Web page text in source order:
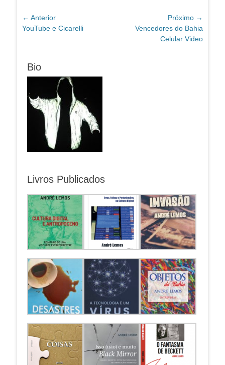
Navegação
de
← Anterior
Post
YouTube e Cicarelli
Próximo →
PróximoVencedores do Bahia
Celular Video
Bio
Livros Publicados